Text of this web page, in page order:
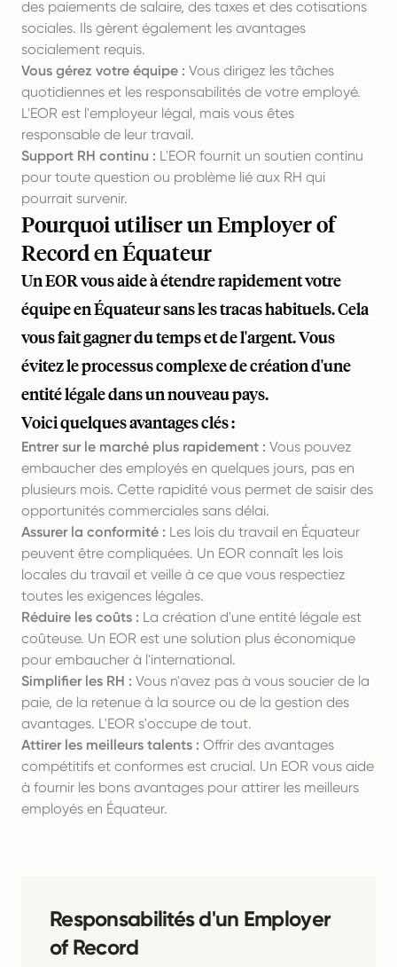
des paiements de salaire, des taxes et des cotisations
sociales. Ils gèrent également les avantages
socialement requis.
Vous gérez votre équipe : Vous dirigez les tâches
quotidiennes et les responsabilités de votre employé.
L'EOR est l'employeur légal, mais vous êtes
responsable de leur travail.
Support RH continu : L'EOR fournit un soutien continu
pour toute question ou problème lié aux RH qui
pourrait survenir.
Pourquoi utiliser un Employer of
Record en Équateur
Un EOR vous aide à étendre rapidement votre
équipe en Équateur sans les tracas habituels. Cela
vous fait gagner du temps et de l'argent. Vous
évitez le processus complexe de création d'une
entité légale dans un nouveau pays.
Voici quelques avantages clés :
Entrer sur le marché plus rapidement : Vous pouvez
embaucher des employés en quelques jours, pas en
plusieurs mois. Cette rapidité vous permet de saisir des
opportunités commerciales sans délai.
Assurer la conformité : Les lois du travail en Équateur
peuvent être compliquées. Un EOR connaît les lois
locales du travail et veille à ce que vous respectiez
toutes les exigences légales.
Réduire les coûts : La création d'une entité légale est
coûteuse. Un EOR est une solution plus économique
pour embaucher à l'international.
Simplifier les RH : Vous n'avez pas à vous soucier de la
paie, de la retenue à la source ou de la gestion des
avantages. L'EOR s'occupe de tout.
Attirer les meilleurs talents : Offrir des avantages
compétitifs et conformes est crucial. Un EOR vous aide
à fournir les bons avantages pour attirer les meilleurs
employés en Équateur.
Responsabilités d'un Employer
of Record